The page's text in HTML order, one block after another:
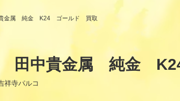
金属 純金 K24 ゴールド 買取
田中貴金属 純金
祥寺パルコ